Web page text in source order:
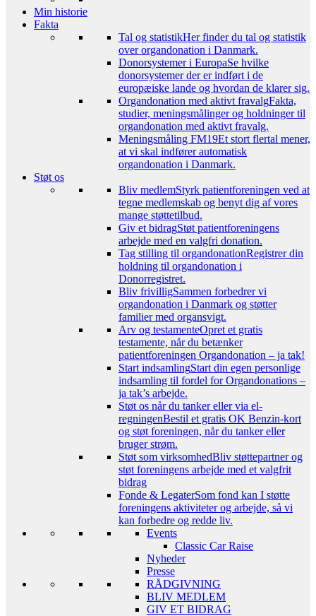
Min historie
Fakta
Tal og statistikHer finder du tal og statistik
over organdonation i Danmark.
Donorsystemer i EuropaSe hvilke
donorsystemer der er indført i de
europæiske lande og hvordan de klarer sig.
Organdonation med aktivt fravalgFakta,
studier, meningsmålinger og holdninger til
organdonation med aktivt fravalg.
Meningsmåling FM19Et stort flertal mener,
at vi skal indfører automatisk
organdonation i Danmark.
Støt os
Bliv medlemStyrk patientforeningen ved at
tegne medlemskab og benyt dig af vores
mange støttetilbud.
Giv et bidragStøt patientforeningens
arbejde med en valgfri donation.
Tag stilling til organdonationRegistrer din
holdning til organdonation i
Donorregistret.
Bliv frivilligSammen forbedrer vi
organdonation i Danmark og støtter
familier med organsvigt.
Arv og testamenteOpret et gratis
testamente, når du betænker
patientforeningen Organdonation – ja tak!
Start indsamlingStart din egen personlige
indsamling til fordel for Organdonations –
ja tak’s arbejde.
Støt os når du tanker eller via el-
regningenBestil et gratis OK Benzin-kort
og støt foreningen, når du tanker eller
bruger strøm.
Støt som virksomhedBliv støttepartner og
støt foreningens arbejde med et valgfrit
bidrag
Fonde & LegaterSom fond kan I støtte
foreningens aktiviteter og arbejde, så vi
kan forbedre og redde liv.
Events
Classic Car Raise
Nyheder
Presse
RÅDGIVNING
BLIV MEDLEM
GIV ET BIDRAG